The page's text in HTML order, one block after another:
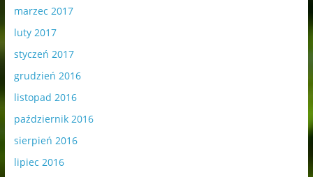
marzec 2017
luty 2017
styczeń 2017
grudzień 2016
listopad 2016
październik 2016
sierpień 2016
lipiec 2016